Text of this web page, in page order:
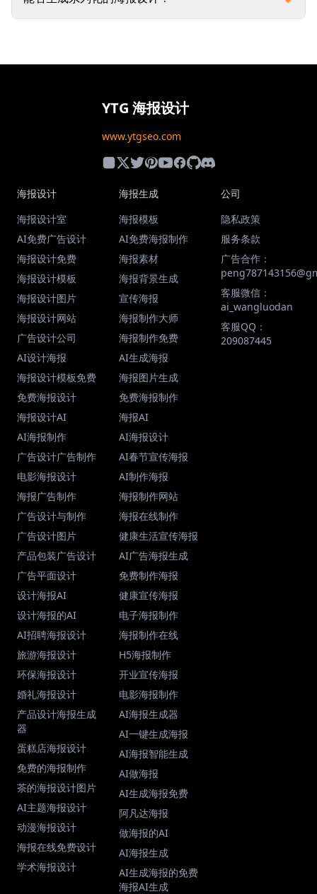
YTG 海报设计
www.ytgseo.com
海报设计
海报设计室
AI免费广告设计
海报设计免费
海报设计模板
海报设计图片
海报设计网站
广告设计公司
AI设计海报
海报设计模板免费
免费海报设计
海报设计AI
AI海报制作
广告设计广告制作
电影海报设计
海报广告制作
广告设计与制作
广告设计图片
产品包装广告设计
广告平面设计
设计海报AI
设计海报的AI
AI招聘海报设计
旅游海报设计
环保海报设计
婚礼海报设计
产品设计海报生成
器
蛋糕店海报设计
免费的海报制作
茶的海报设计图片
AI主题海报设计
动漫海报设计
海报在线免费设计
学术海报设计
海报生成
海报模板
AI免费海报制作
海报素材
海报背景生成
宣传海报
海报制作大师
海报制作免费
AI生成海报
海报图片生成
免费海报制作
海报AI
AI海报设计
AI春节宣传海报
AI制作海报
海报制作网站
海报在线制作
健康生活宣传海报
AI广告海报生成
免费制作海报
健康宣传海报
电子海报制作
海报制作在线
H5海报制作
开业宣传海报
电影海报制作
AI海报生成器
AI一键生成海报
AI海报智能生成
AI做海报
AI生成海报免费
阿凡达海报
做海报的AI
AI海报生成
AI生成海报的免费
海报AI生成
公司
隐私政策
服务条款
广告合作：
客服微信：
ai_wangluodan
客服QQ：
209087445